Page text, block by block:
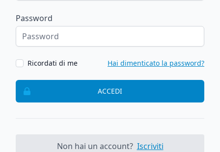
Password
Ricordati di me Hai dimenticato la password?
ACCEDI
Non hai un account? Iscriviti